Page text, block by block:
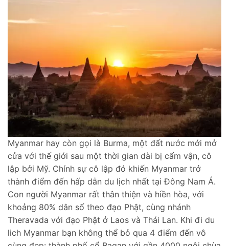
Myanmar hay còn gọi là Burma, một đất nước mới mở
cửa với thế giới sau một thời gian dài bị cấm vận, cô
lập bởi Mỹ. Chính sự cô lập đó khiến Myanmar trở
thành điểm đến hấp dẫn du lịch nhất tại Đông Nam Á.
Con người Myanmar rất thân thiện và hiền hòa, với
khoảng 80% dân số theo đạo Phật, cùng nhánh
Theravada với đạo Phật ở Laos và Thái Lan. Khi đi du
lich Myanmar bạn không thể bỏ qua 4 điểm đến vô